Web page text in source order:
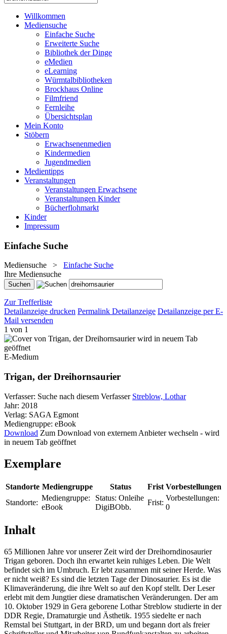
Willkommen
Mediensuche
Einfache Suche
Erweiterte Suche
Bibliothek der Dinge
eMedien
eLearning
Würmtalbibliotheken
Brockhaus Online
Filmfriend
Fernleihe
Übersichtsplan
Mein Konto
Stöbern
Erwachsenenmedien
Kindermedien
Jugendmedien
Medientipps
Veranstaltungen
Veranstaltungen Erwachsene
Veranstaltungen Kinder
Bücherflohmarkt
Kinder
Impressum
Einfache Suche
Mediensuche > Einfache Suche
Ihre Mediensuche
Zur Trefferliste
Detailanzeige drucken Permalink Detailanzeige Detailanzeige per E-
Mail versenden
1 von 1
wird in neuem Tab
geöffnet
E-Medium
Trigan, der Dreihornsaurier
Verfasser: Suche nach diesem Verfasser Streblow, Lothar
Jahr: 2018
Verlag: SAGA Egmont
Mediengruppe: eBook
Download Zum Download von externem Anbieter wechseln - wird
in neuem Tab geöffnet
Exemplare
Standorte Mediengruppe Status Frist Vorbestellungen
Standorte:
Mediengruppe:
eBook
Status: Onleihe
DigiBObb.
Frist:
Vorbestellungen:
0
Inhalt
65 Millionen Jahre vor unserer Zeit wird der Dreihorndinosaurier
Trigan geboren. Doch ihn erwartet kein ruhiges Leben. Die Welt
befindet sich im Umbruch. Er lebt zusammen mit seiner Herde. Was
er nicht weiß? Es sind die letzten Tage der Dinosaurier. Es ist die
Klimaveränderung, die ihre Welt so auf den Kopf stellt. Der Leser
erlebt mit dem Jungtier diese dramatischen Veränderungen. Der am
10. Oktober 1929 in Gera geborene Lothar Streblow studierte in der
DDR Regie, Dramaturgie und Ästhetik. 1955 siedelte er nach
Remstal bei Stuttgart, in der BRD, um und begann dort als freier